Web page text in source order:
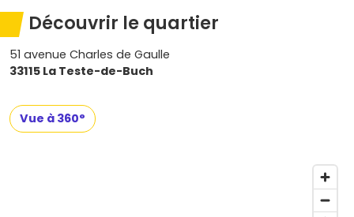
Découvrir le quartier
51 avenue Charles de Gaulle
33115 La Teste-de-Buch
Vue à 360°